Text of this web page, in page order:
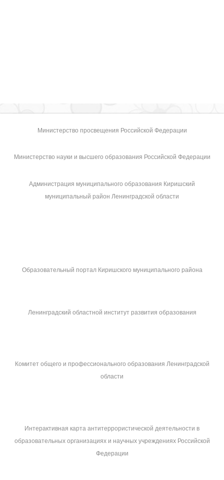
Министерство просвещения Российской Федерации
Министерство науки и высшего образования Российской Федерации
Администрация муниципального образования Киришский
муниципальный район Ленинградской области
Образовательный портал Киришского муниципального района
Ленинградский областной институт развития образования
Комитет общего и профессионального образования Ленинградской
области
Интерактивная карта антитеррористической деятельности в
образовательных организациях и научных учреждениях Российской
Федерации